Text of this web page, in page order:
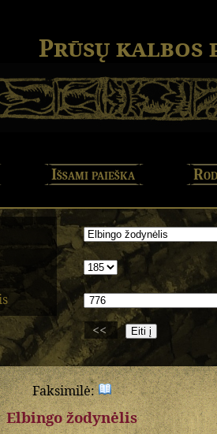
Prūsų kalbos
Išsami paieška
<<
Faksimilė:
Elbingo žodynėlis